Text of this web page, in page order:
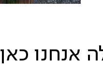
אנחנו כאן